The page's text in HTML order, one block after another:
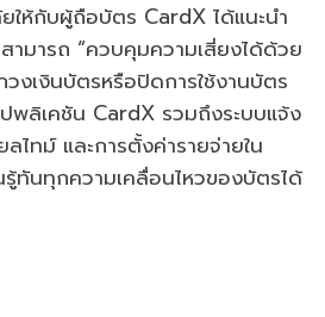
ให้กับผู้ถือบัตร CardX ได้แนะนำ
ามารถ “ควบคุมความเสี่ยงได้ด้วย
งเงินบัตรหรือปิดการใช้งานบัตร
พลิเคชัน CardX รวมถึงระบบแจ้ง
ลไทม์ และการตั้งค่ารายจ่ายใน
รู้ทันทุกความเคลื่อนไหวของบัตรได้